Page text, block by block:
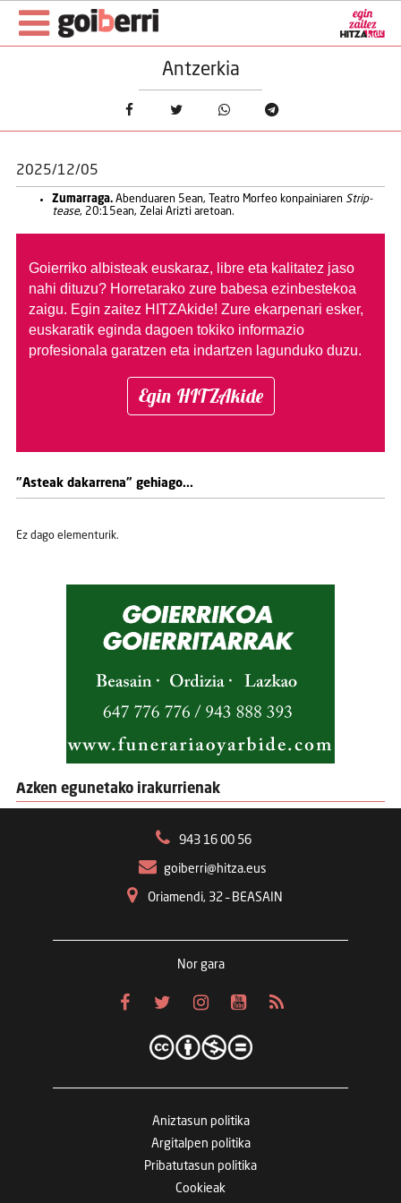
Antzerkia
2025/12/05
Zumarraga.Abenduaren 5ean, Teatro Morfeo konpainiaren Strip-
tease, 20:15ean, Zelai Arizti aretoan.
Goierriko albisteak euskaraz, libre eta kalitatez jaso
nahi dituzu? Horretarako zure babesa ezinbestekoa
zaigu. Egin zaitez HITZAkide! Zure ekarpenari esker,
euskaratik eginda dagoen tokiko informazio
profesionala garatzen eta indartzen lagunduko duzu.
Egin HITZAkide
"Asteak dakarrena" gehiago...
Ez dago elementurik.
Azken egunetako irakurrienak
943 16 00 56
goiberri@hitza.eus
Oriamendi, 32 – BEASAIN
Nor gara
Aniztasun politika
Argitalpen politika
Pribatutasun politika
Cookieak